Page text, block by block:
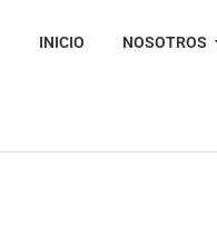
INICIO NOSOTROS